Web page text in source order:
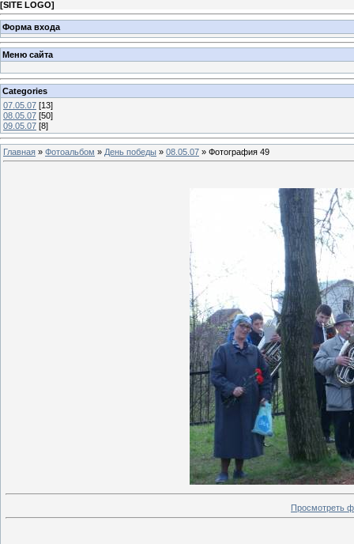
[SITE LOGO]
Форма входа
Меню сайта
Categories
07.05.07 [13]
08.05.07 [50]
09.05.07 [8]
Главная » Фотоальбом » День победы » 08.05.07 » Фотография 49
Просмотреть